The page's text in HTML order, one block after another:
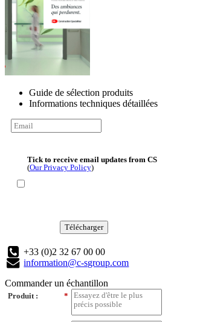
Guide de sélection produits
Informations techniques détaillées
Tick to receive email updates from CS
(Our Privacy Policy)
Télécharger
+33 (0)2 32 67 00 00
information@c-sgroup.com
Commander un échantillon
*
Produit :